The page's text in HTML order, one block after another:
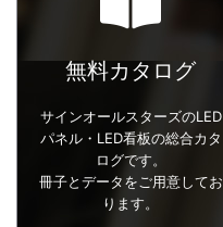
無料カタログ
サインオールスターズのLED
パネル・LED看板の総合カタ
ログです。
冊子とデータをご用意してお
ります。